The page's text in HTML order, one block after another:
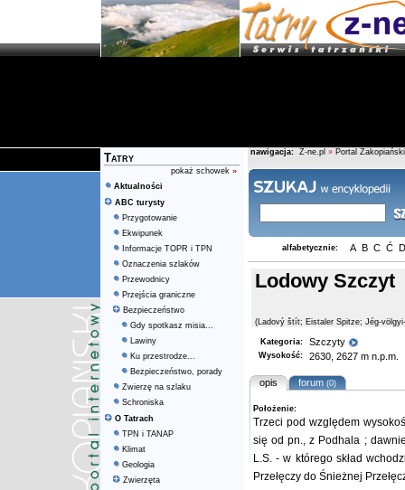
Tatry
pokaż schowek »
Aktualności
ABC turysty
Przygotowanie
Ekwipunek
Informacje TOPR i TPN
Oznaczenia szlaków
Przewodnicy
Przejścia graniczne
Bezpieczeństwo
Gdy spotkasz misia...
Lawiny
Ku przestrodze...
Bezpieczeństwo, porady
Zwierzę na szlaku
Schroniska
O Tatrach
TPN i TANAP
Klimat
Geologia
Zwierzęta
nawigacja: Z-ne.pl » Portal Zakopiański
alfabetycznie: A B C Ć D
Lodowy Szczyt
(Ladový štít; Eistaler Spitze; Jég-
Kategoria: Szczyty
Wysokość: 2630, 2627 m n.p.m.
opis forum(0)
Położenie:
Trzeci pod względem
się od pn., z Podhala ;
L.S. - w którego skład
Przełęczy do Śnieżnej